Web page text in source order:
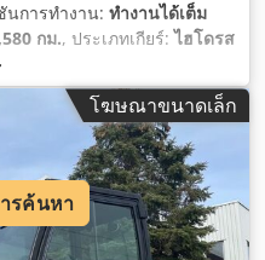
นการทำงาน: ทำงานได้เต็ม
กม., ประเภทเกียร์:ไฮโดรส
นักใช้งาน:8,200 กก., จำนวนที่
งาน: 5,580 h, อุปกรณ์: ขับ
, แชสซีปรับได้, ไฮดรอลิก,
โฆษณาขนาดเล็ก
รค้นหา